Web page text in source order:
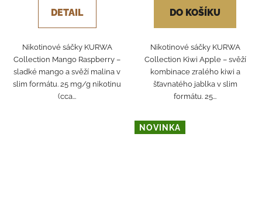
DETAIL
Nikotinové sáčky KURWA
Collection Mango Raspberry –
sladké mango a svěží malina v
slim formátu. 25 mg/g nikotinu
(cca...
DO KOŠÍKU
Nikotinové sáčky KURWA
Collection Kiwi Apple – svěží
kombinace zralého kiwi a
šťavnatého jablka v slim
formátu. 25...
NOVINKA